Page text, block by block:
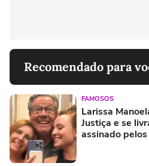
Recomendado para
FAMOSOS
Larissa
Justiça e se
assinado